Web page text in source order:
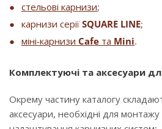
стельові карнизи;
карнизи серії SQUARE LINE;
міні-карнизи Cafe та Mini.
Комплектуючі та аксесуари
Окрему частину каталогу
аксесуари, необхідні для монтажу